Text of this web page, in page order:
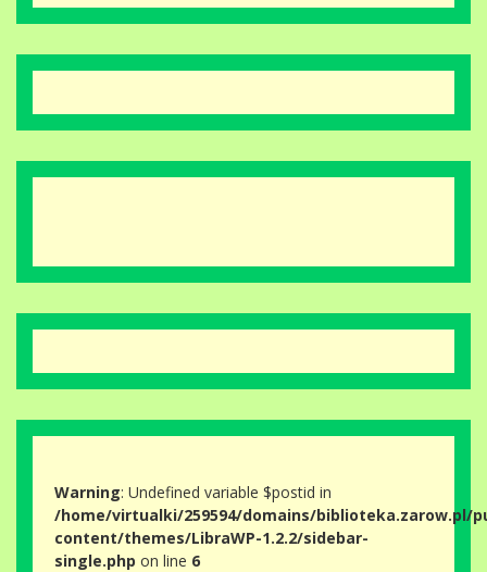
Warning: Undefined variable $postid in
/home/virtualki/259594/domains/biblioteka.zarow.pl/
content/themes/LibraWP-1.2.2/sidebar-
single.php on line 6